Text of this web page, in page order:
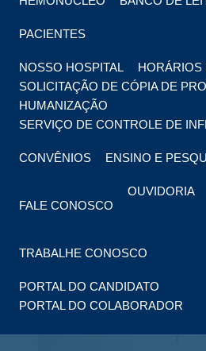
PACIENTES
NOSSO HOSPITAL
HORÁRIOS
SOLICITAÇÃO DE CÓPIA DE
HUMANIZAÇÃO
SERVIÇO DE CONTROLE DE
CONVÊNIOS ENSINO E
FALE CONOSCO
OUVIDORIA
TRABALHE CONOSCO
PORTAL DO CANDIDATO
PORTAL DO COLABORADOR